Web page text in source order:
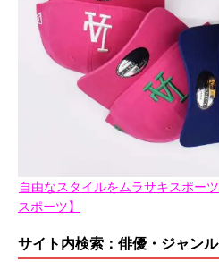
自由なスタイルをムラサキスポー
スポーツ】
サイト内検索：俳優・ジャン